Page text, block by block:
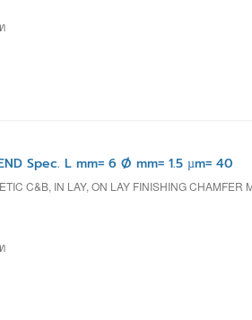
Spec. L mm= 6 Ø mm= 1.5 µm= 40
C&B, IN LAY, ON LAY FINISHING CHAMFER